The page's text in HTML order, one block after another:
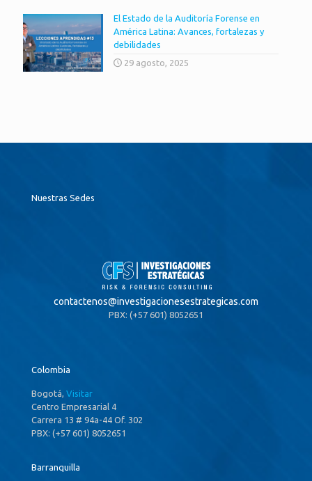
El Estado de la Auditoría Forense en
América Latina: Avances, fortalezas y
debilidades
29 agosto, 2025
Nuestras Sedes
contactenos@investigacionesestrategicas.com
PBX: (+57 601) 8052651
Colombia
Bogotá, Visitar
Centro Empresarial 4
Carrera 13 # 94a-44 Of. 302
PBX: (+57 601) 8052651
Barranquilla